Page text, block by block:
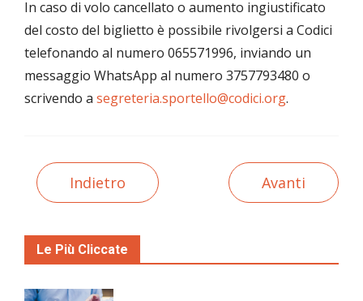
In caso di volo cancellato o aumento ingiustificato
del costo del biglietto è possibile rivolgersi a Codici
telefonando al numero 065571996, inviando un
messaggio WhatsApp al numero 3757793480 o
scrivendo a segreteria.sportello@codici.org.
Indietro Avanti
Le Più Cliccate